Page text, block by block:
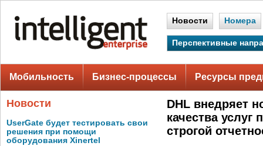
Новости Номера
Перспективные
Мобильность Бизнес-процессы Ресурсы
Новости
UserGate будет тестировать свои
решения при помощи
оборудования Xinertel
DHL внедряет
качества услуг
строгой